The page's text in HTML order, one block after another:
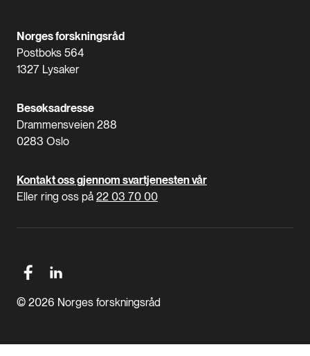
Norges forskningsråd
Postboks 564
1327 Lysaker
Besøksadresse
Drammensveien 288
0283 Oslo
Kontakt oss gjennom svartjenesten vår
Eller ring oss på 22 03 70 00
© 2026 Norges forskningsråd